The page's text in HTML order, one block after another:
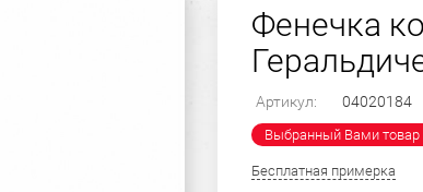
Фенечка
Артикул: 04020184
Выбранный Вами товар
Бесплатная примерка